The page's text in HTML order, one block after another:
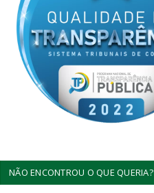
NÃO ENCONTROU O QUE QUERIA?